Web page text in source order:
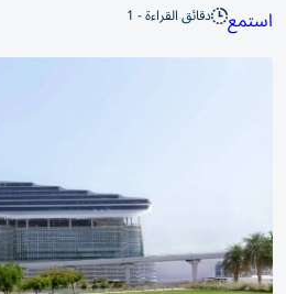
استمع دقائق القراءة - 1